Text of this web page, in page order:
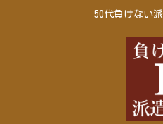
50代負けない